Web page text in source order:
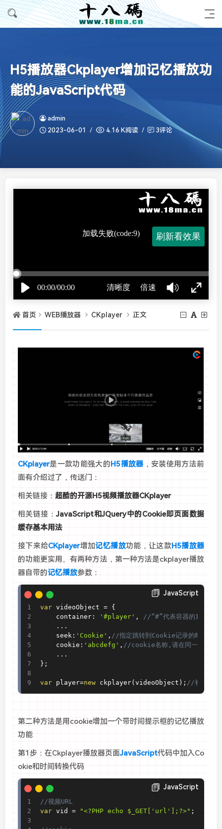
H5播放器Ckplayer增加记忆播放功
能的JavaScript代码
admin
2023-06-01
4.16 K阅读 3评论
首页 WEB播放器 CKplayer 正文
CKplayer是一款功能强大的H5播放器 ，安装使用方法前
面有介绍过了，传送门：
相关链接： 超酷的开源H5视频播放器CKplayer
相关链接：JavaScript和JQuery中的Cookie即页面数据
缓存基本用法
接下来给CKplayer增加记忆播放功能，让这款H5播放器
的功能更实用。有两种方法，第一种方法是ckplayer播放
器自带的记忆播放参数：
JavaScript
var videoObject = {
    container
: '#player' ,
//“#”代表容器的ID，
. . .
    seek
: 'Cookie' , //指定跳转到Cookie记录的时间，
    cookie
: 'abcdefg' , //cookie名称,请在同一域中保
. . .
} ;
var player=new ckplayer( videoObject ) ; //初始化播
第二种方法是用cookie增加一个带时间提示框的记忆播放
功能
第1步：在Ckplayer播放器页面JavaScript代码中加入Co
okie和时间转换代码
JavaScript
//视频URL
var vid = "<?PHP echo $_GET['url'];?>" ;